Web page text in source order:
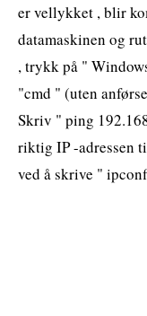
er vellykket , blir
datamaskinen og
, trykk på "
"cmd " (uten
Skriv " ping
riktig IP -adressen
ved å skrive "